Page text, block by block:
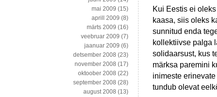
Kui Eestis ei
kaasa, siis oleks
sunnitud enda
kollektiivse palga
solidaarsust, kus
märksa paremini
inimeste
tundub olevat
mai 2009 (15)
aprill 2009 (8)
märts 2009 (16)
veebruar 2009 (7)
jaanuar 2009 (6)
detsember 2008 (23)
november 2008 (17)
oktoober 2008 (22)
september 2008 (28)
august 2008 (13)